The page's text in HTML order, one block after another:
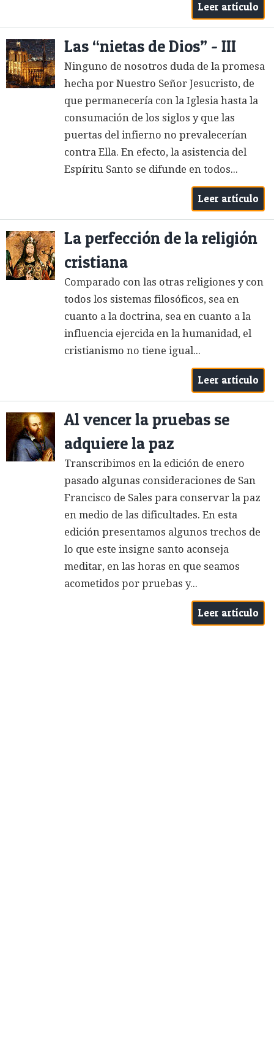
Leer artículo
Las “nietas de Dios” - III
Ninguno de nosotros duda de la promesa
hecha por Nuestro Señor Jesucristo, de
que permanecería con la Iglesia hasta la
consumación de los siglos y que las
puertas del infierno no prevalecerían
contra Ella. En efecto, la asistencia del
Espíritu Santo se difunde en todos...
Leer artículo
La perfección de la religión
cristiana
Comparado con las otras religiones y con
todos los sistemas filosóficos, sea en
cuanto a la doctrina, sea en cuanto a la
influencia ejercida en la humanidad, el
cristianismo no tiene igual...
Leer artículo
Al vencer la pruebas se
adquiere la paz
Transcribimos en la edición de enero
pasado algunas consideraciones de San
Francisco de Sales para conservar la paz
en medio de las dificultades. En esta
edición presentamos algunos trechos de
lo que este insigne santo aconseja
meditar, en las horas en que seamos
acometidos por pruebas y...
Leer artículo